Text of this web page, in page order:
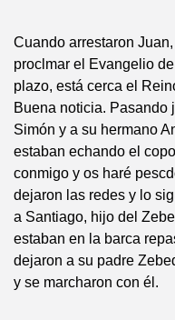
Cuando arrestaron
proclmar el Evangelio
plazo, está cerca el
Buena noticia. Pasando
Simón y a su hermano
estaban echando el
conmigo y os haré
dejaron las redes y lo
a Santiago, hijo del
estaban en la barca
dejaron a su padre
y se marcharon con él.